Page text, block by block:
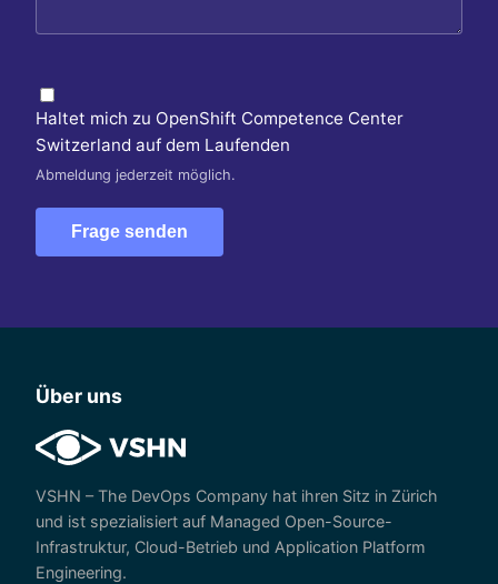
Haltet mich zu OpenShift Competence Center
Switzerland auf dem Laufenden
Abmeldung jederzeit möglich.
Frage senden
Über uns
VSHN – The DevOps Company hat ihren Sitz in Zürich
und ist spezialisiert auf Managed Open-Source-
Infrastruktur, Cloud-Betrieb und Application Platform
Engineering.